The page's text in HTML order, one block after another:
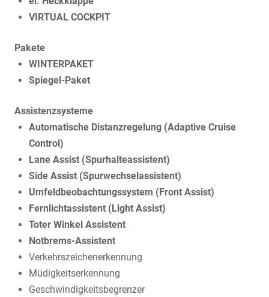
VIRTUAL COCKPIT
Pakete
WINTERPAKET
Spiegel-Paket
Assistenzsysteme
Automatische Distanzregelung (Adaptive Cruise
Control)
Lane Assist (Spurhalteassistent)
Side Assist (Spurwechselassistent)
Umfeldbeobachtungssystem (Front Assist)
Fernlichtassistent (Light Assist)
Toter Winkel Assistent
Notbrems-Assistent
Verkehrszeichenerkennung
Müdigkeitserkennung
Geschwindigkeitsbegrenzer